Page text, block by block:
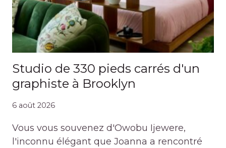
Studio de 330 pieds carrés d'un
graphiste à Brooklyn
6 août 2026
Vous vous souvenez d'Owobu Ijewere,
l'inconnu élégant que Joanna a rencontré